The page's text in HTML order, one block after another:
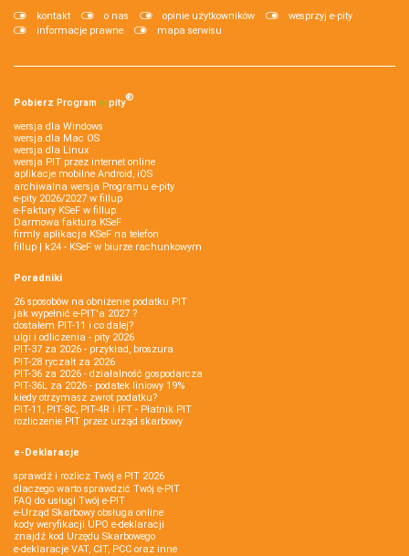
kontakt o nas opinie użytkowników
wesprzyj e-pity
informacje prawne
mapa serwisu
Pobierz Program e‑pity®
wersja dla Windows
wersja dla Mac OS
wersja dla Linux
wersja PIT przez internet online
aplikacje mobilne Android, iOS
archiwalna wersja Programu e-pity
e-pity 2026/2027 w fillup
e‑Faktury KSeF w fillup
Darmowa faktura KSeF
firmly aplikacja KSeF na telefon
fillup | k24 - KSeF w biurze rachunkowym
Poradniki
26 sposobów na obniżenie podatku PIT
jak wypełnić e-PIT'a 2027 ?
dostałem PIT-11 i co dalej?
ulgi i odliczenia - pity 2026
PIT-37 za 2026 - przykład, broszura
PIT-28 ryczałt za 2026
PIT-36 za 2026 - działalność gospodarcza
PIT-36L za 2026 - podatek liniowy 19%
kiedy otrzymasz zwrot podatku?
PIT-11, PIT-8C, PIT-4R i IFT - Płatnik PIT
rozliczenie PIT przez urząd skarbowy
e-Deklaracje
sprawdź i rozlicz Twój e PIT 2026
dlaczego warto sprawdzić Twój e-PIT
FAQ do usługi Twój e-PIT
e-Urząd Skarbowy obsługa online
kody weryfikacji UPO e-deklaracji
znajdź kod Urzędu Skarbowego
e-deklaracje VAT, CIT, PCC oraz inne